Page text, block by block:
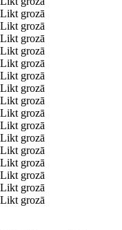
Likt grozā
Likt grozā
Likt grozā
Likt grozā
Likt grozā
Likt grozā
Likt grozā
Likt grozā
Likt grozā
Likt grozā
Likt grozā
Likt grozā
Likt grozā
Likt grozā
Likt grozā
Likt grozā